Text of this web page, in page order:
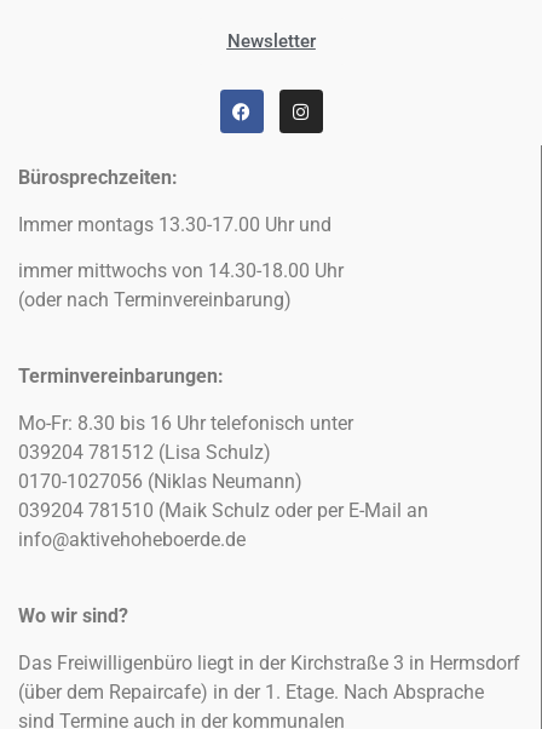
Newsletter
Bürosprechzeiten:
Immer montags 13.30-17.00 Uhr und
immer mittwochs von 14.30-18.00 Uhr
(oder nach Terminvereinbarung)
Terminvereinbarungen:
Mo-Fr: 8.30 bis 16 Uhr telefonisch unter
039204 781512 (Lisa Schulz)
0170-1027056 (Niklas Neumann)
039204 781510 (Maik Schulz oder per E-Mail an
info@aktivehoheboerde.de
Wo wir sind?
Das Freiwilligenbüro liegt in der Kirchstraße 3 in Hermsdorf
(über dem Repaircafe) in der 1. Etage. Nach Absprache
sind Termine auch in der kommunalen